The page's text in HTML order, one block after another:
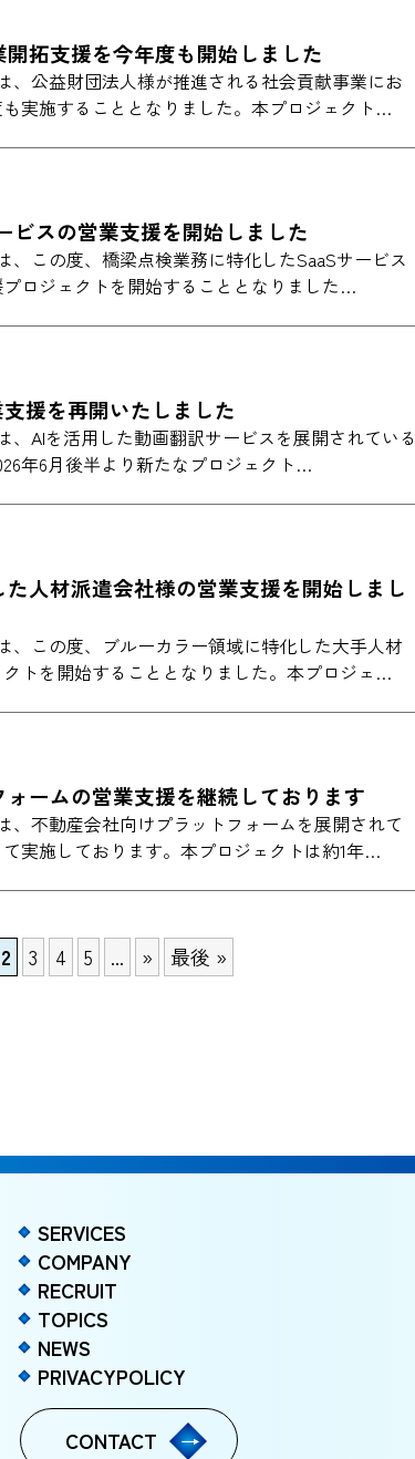
拓支援を今年度も開始しました
、公益財団法人様が推進される社会貢献事業にお
実施することとなりました。本プロジェクト…
ビスの営業支援を開始しました
、この度、橋梁点検業務に特化したSaaSサービス
ロジェクトを開始することとなりました…
援を再開いたしました
、AIを活用した動画翻訳サービスを展開されている
年6月後半より新たなプロジェクト…
人材派遣会社様の営業支援を開始しまし
、この度、ブルーカラー領域に特化した大手人材
トを開始することとなりました。本プロジェ…
ームの営業支援を継続しております
、不動産会社向けプラットフォームを展開されて
実施しております。本プロジェクトは約1年…
2 3 4 5 ... » 最後 »
SERVICES
COMPANY
RECRUIT
TOPICS
NEWS
PRIVACYPOLICY
CONTACT